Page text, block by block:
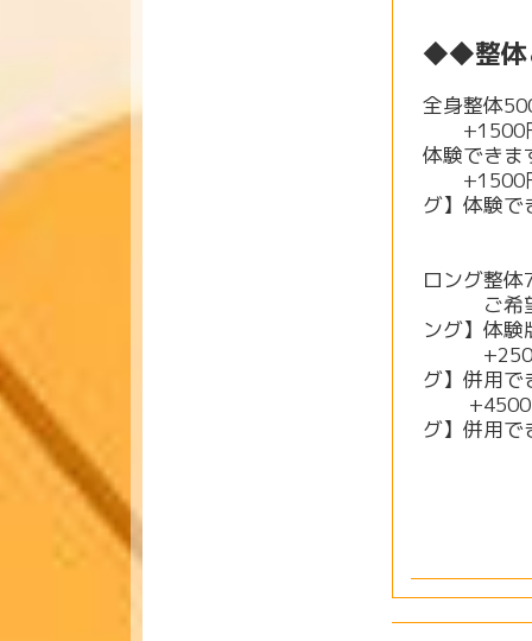
◆◆整
全身整体
+1500円
体験できま
+1500
グ】体験で
ロング整
ご希望
ング】体
+2500
グ】併用で
グ】併用で